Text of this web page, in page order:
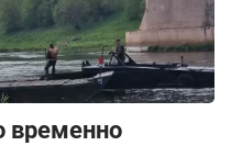
временно